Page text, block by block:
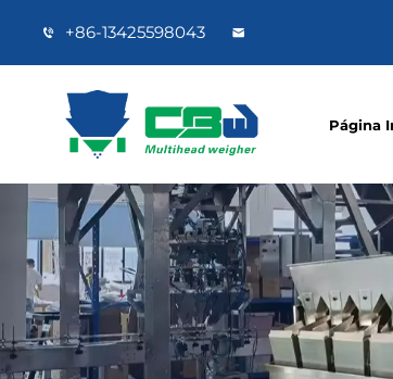
+86-13425598043
Página